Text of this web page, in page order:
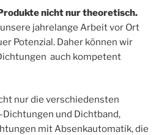
nicht nur theoretisch.
jahrelange Arbeit vor Ort
Potenzial. Daher können wir
auch kompetent
nur die verschiedensten
und Dichtband,
mit Absenkautomatik, die